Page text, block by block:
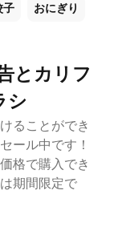
子 おにぎり
とカリフ
シ
ることができ
ール中です！
格で購入でき
期間限定で